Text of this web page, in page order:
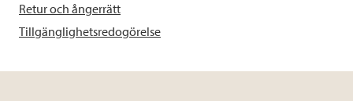
Retur och ångerrätt
Tillgänglighetsredogörelse